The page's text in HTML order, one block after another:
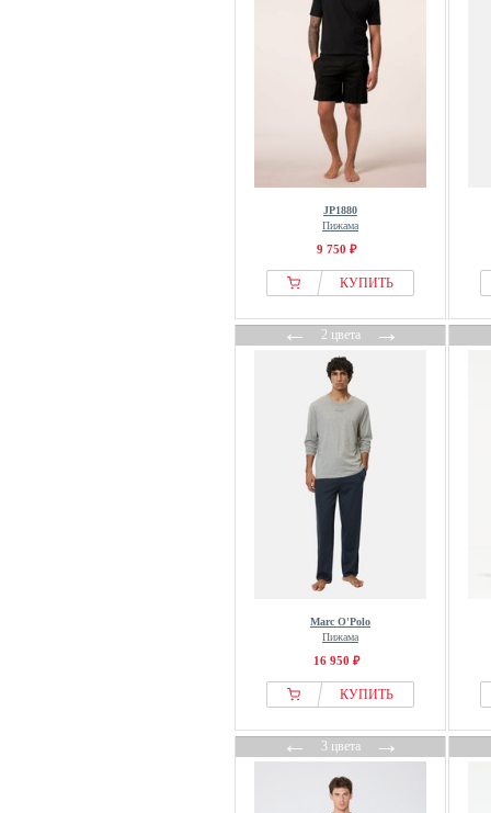
JP1880
Пижама
9 750 ₽
КУПИТЬ
←2 цвета→
Marc O'Polo
Пижама
16 950 ₽
КУПИТЬ
←3 цвета→